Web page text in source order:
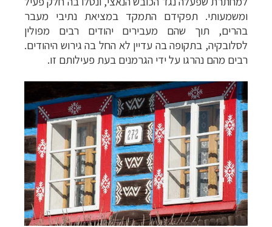
ומשמעותי. תפקידם התמקד במציאת נתיבי מעבר
בהרים, תוך שהם מעבירים יהודים רבים מפולין
לסלובקיה, בתקופה בה עדיין לא החל בה גירוש היהודים.
רבים מהם נהרגו על ידי הגרמנים בעת פעילותם זו.